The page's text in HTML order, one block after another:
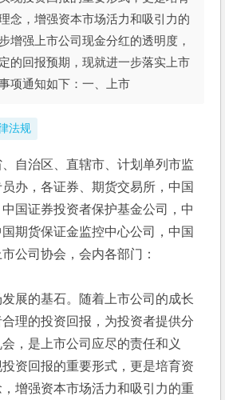
念，增强资本市场活力和吸引力的
增强上市公司现金分红的透明度，
的回报预期，现就进一步落实上市
项通知如下：一、上市
法规
自治区、直辖市、计划单列市监
办，各证券、期货交易所，中国
国证券投资者保护基金公司，中
期货保证金监控中心公司，中国
公司协会，会内各部门：
发展的基石。随着上市公司的成长
理的投资回报，为投资者提供分
，是上市公司应尽的责任和义
资回报的重要形式，更是培育资
增强资本市场活力和吸引力的重